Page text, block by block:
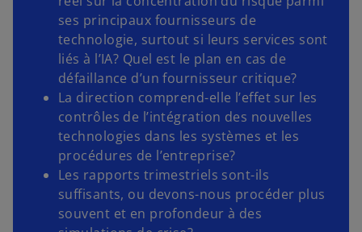
ses principaux fournisseurs de
technologie, surtout si leurs services sont
liés à l’IA? Quel est le plan en cas de
défaillance d’un fournisseur critique?
La direction comprend-elle l’effet sur les
contrôles de l’intégration des nouvelles
technologies dans les systèmes et les
procédures de l’entreprise?
Les rapports trimestriels sont-ils
suffisants, ou devons-nous procéder plus
souvent et en profondeur à des